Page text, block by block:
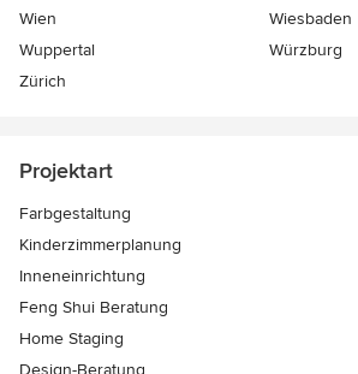
Wien
Wiesbaden
Wuppertal
Würzburg
Zürich
Projektart
Farbgestaltung
Kinderzimmerplanung
Inneneinrichtung
Feng Shui Beratung
Home Staging